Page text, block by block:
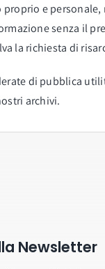
e personale,
senza il
la richiesta di
di pubblica
archivi.
Newsletter